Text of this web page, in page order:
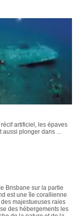
artificiel, les épaves
aussi plonger dans ...
Brisbane sur la partie
est une île corallienne
majestueuses raies
des hébergements les